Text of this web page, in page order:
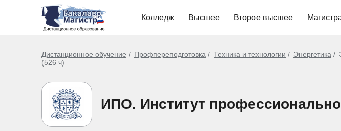
Колледж Высшее Второе высшее
Дистанционное обучение Профпереподготовка Техника и технологии Энергетика
(526 ч)
ИПО. Институт